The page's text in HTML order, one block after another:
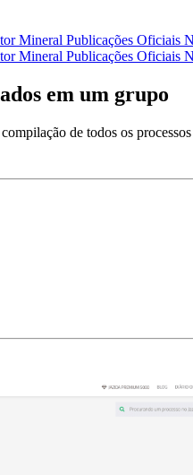
Mineral Publicações Oficiais
Mineral Publicações Oficiais
em um grupo
de todos os